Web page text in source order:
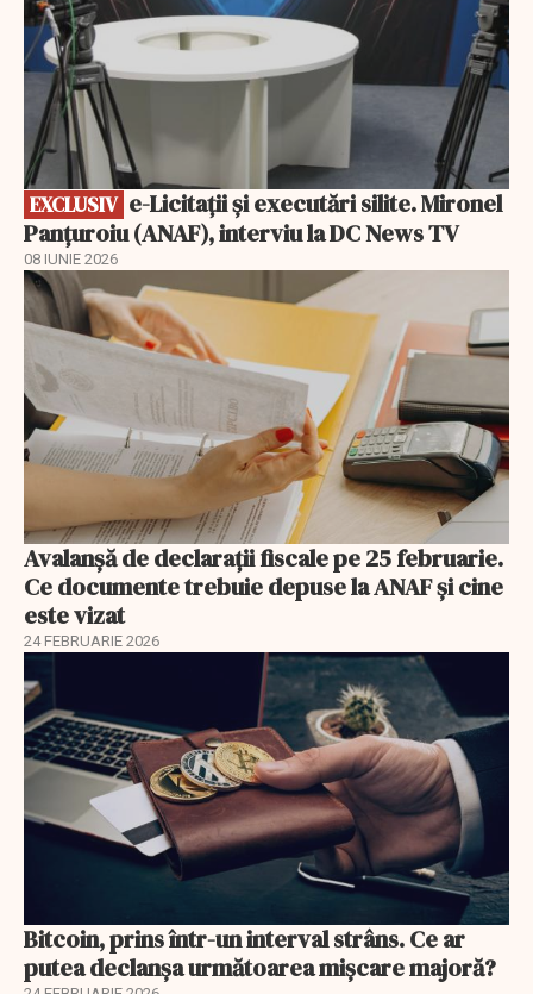
EXCLUSIV
Panțuroiu (ANAF), interviu la DC News TV
08 IUNIE 2026
Avalanșă de declarații fiscale pe 25 februarie.
Ce documente trebuie depuse la ANAF și cine
este vizat
24 FEBRUARIE 2026
Bitcoin, prins într-un interval strâns. Ce ar
putea declanșa următoarea mișcare majoră?